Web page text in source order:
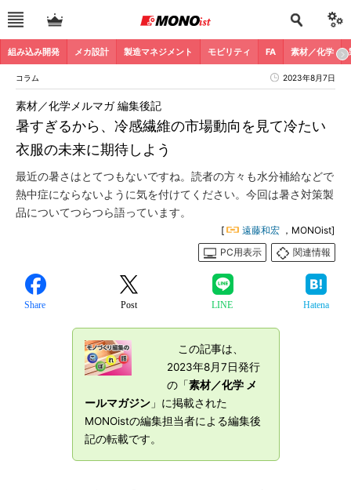
組み込み開発 メカ設計 製造マネジメント モビリティ FA 素材／化学
コラム 2023年8月7日
暑すぎるから、冷感繊維の市場動向を見て冷たい
衣服の未来に期待しよう
素材／化学メルマガ 編集後記
最近の暑さはとてつもないですね。読者の方々も水分補給などで
熱中症にならないように気を付けてください。今回は暑さ対策製
品についてつらつら語っています。
[ 遠藤和宏 ，MONOist]
PC用表示
関連情報
Share Post LINE Hatena
この記事は、
2023年8月7日発行
の「素材／化学 メ
ールマガジン」に掲載された
MONOistの編集担当者による編集後
記の転載です。